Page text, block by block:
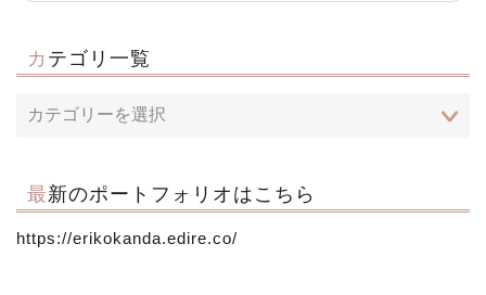
カテゴリ一覧
最新のポートフォリオはこちら
https://erikokanda.edire.co/